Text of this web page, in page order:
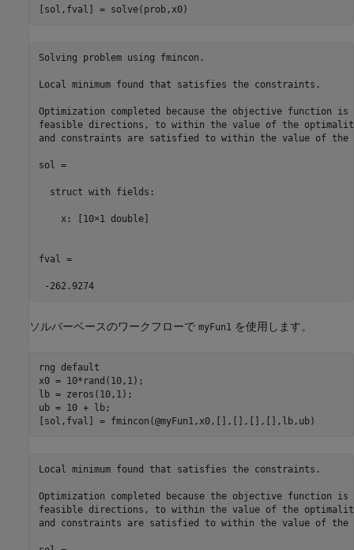
[sol,fval] = solve(prob,x0)
Solving problem using fmincon.
Local minimum found that satisfies the constraints.
Optimization completed because the objective function
feasible directions, to within the value of the
and constraints are satisfied to within the value of the
sol =
  struct with fields:
    x: [10×1 double]
fval =
-262.9274
ソルバーベースのワークフローで myFun1 を使用します。
rng default
x0 = 10*rand(10,1);
lb = zeros(10,1);
ub = 10 + lb;
[sol,fval] = fmincon(@myFun1,x0,[],[],[],[],lb,ub)
Local minimum found that satisfies the constraints.
Optimization completed because the objective function
feasible directions, to within the value of the
and constraints are satisfied to within the value of the